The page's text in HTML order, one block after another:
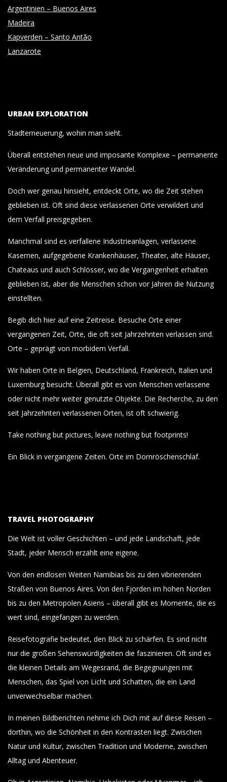
Argentinien – Buenos Aires
Madeira
Kapverden – Santo Antão
Lanzarote
URBAN EXPLORATION
Stadterneuerung, wohin man sieht.
Überall entstehen neue und imposante Komplexe – permanente
Veränderung und permanenter Wandel.
Doch wer genau hinsieht, entdeckt Orte, wo die Zeit stehen
geblieben ist. Oft sind diese verlassenen Orte verwildert und
dem Verfall preisgegeben.
Manchmal sind es verfallene Industrieanlagen, verlassene
Kasernen, aufgegebene Krankenhäuser, Theater, alte Häuser,
Chateaus und auch Schlösser, wo die Vergangenheit erhalten
geblieben ist, aber die Menschen schon vor Jahren die Nutzung
einstellten.
Begib dich hier auf eine Zeitreise. Besuche Orte einer
vergangenen Zeit, Orte, die oft seit Jahrzehnten verlassen sind.
Orte – geprägt von morbidem Verfall.
Wir haben Orte in Belgien, Deutschland, Frankreich, Italien und
Luxemburg besucht. Überall gibt es von Menschen verlassene
oder nicht mehr weiter genutzte Objekte. Die Recherche, zu den
seit Jahrzehnten verlassenen Orten, ist oft schwierig.
Take nothing but pictures, leave nothing but footprints!
Ein Blick in vergangene Zeiten. Orte im Dornröschenschlaf.
TRAVEL PHOTOGRAPHY
Die Welt ist voller Geschichten – und jede Landschaft, jede
Stadt, jeder Mensch erzählt eine eigene.
Von den endlosen Weiten Namibias bis zu den vibrierenden
Straßen von Buenos Aires. Von den Fjorden im hohen Norden
bis zu den Metropolen Asiens – überall gibt es Momente, die es
wert sind, eingefangen zu werden.
Reisefotografie bedeutet, den Blick zu schärfen. Es sind nicht
nur die großen Sehenswürdigkeiten die faszinieren. Oft sind es
die kleinen Details am Wegesrand, die Begegnungen mit
Menschen, das Spiel von Licht und Schatten, die ein Land
unverwechselbar machen.
In meinen Bildberichten nehme ich Dich mit auf diese Reisen –
dorthin, wo die Schönheit in den Kontrasten liegt. Zwischen
Natur und Kultur, zwischen Tradition und Moderne, zwischen
Alltag und Abenteuer.